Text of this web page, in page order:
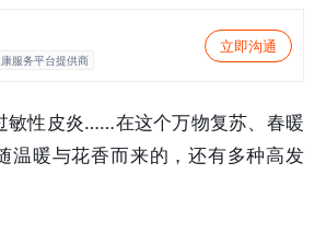
服务平台提供商
立即沟通
敏性皮炎……在这个万物复苏、春暖
温暖与花香而来的，还有多种高发